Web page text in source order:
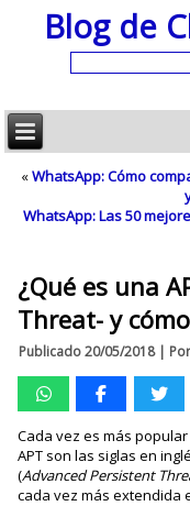
Blog de
«WhatsApp: Cómo
WhatsApp: Las 50
¿Qué es una
Threat- y
Publicado 20/05/2018| Por
Cada vez es más
APT son las siglas en
(Advanced Persistent
cada vez más extendida